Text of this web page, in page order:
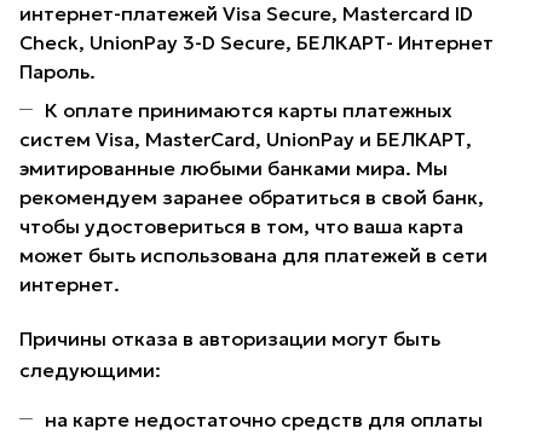
интернет-платежей Visa Secure, Mastercard ID
Check, UnionPay 3-D Secure, БЕЛКАРТ- Интернет
Пароль.
К оплате принимаются карты платежных
систем Visa, MasterCard, UnionPay и БЕЛКАРТ,
эмитированные любыми банками мира. Мы
рекомендуем заранее обратиться в свой банк,
чтобы удостовериться в том, что ваша карта
может быть использована для платежей в сети
интернет.
Причины отказа в авторизации могут быть
следующими:
на карте недостаточно средств для оплаты